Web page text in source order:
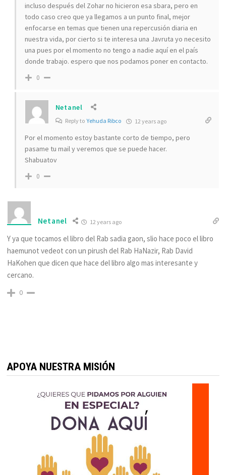
incluso después del Zohar no hicieron esa sbara, pero en
todo caso creo que ya llegamos a un punto final, mejor
enfocarse en temas que tienen una repercusión diaria en
nuestra vida, por cierto si te interesa una Javruta yo necesito
una pues por el momento no tengo a nadie aquí en el país
donde trabajo. espero que nos podamos poner en contacto.
0
Netanel
Reply toYehuda Ribco 12 years ago
Por el momento estoy bastante corto de tiempo, pero
pasame tu mail y veremos que se puede hacer.
Shabuatov
0
Netanel 12 years ago
Y ya que tocamos el libro del Rab sadia gaon, slio hace poco el libro
haemunot vedeot con un pirush del Rab HaNazir, Rab David
HaKohen que dicen que hace del libro algo mas interesante y
cercano.
0
APOYA NUESTRA MISIÓN